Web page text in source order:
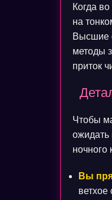
Когда
на
Высшие
методы
приток
Чтобы
ожидать
ночного
Вы